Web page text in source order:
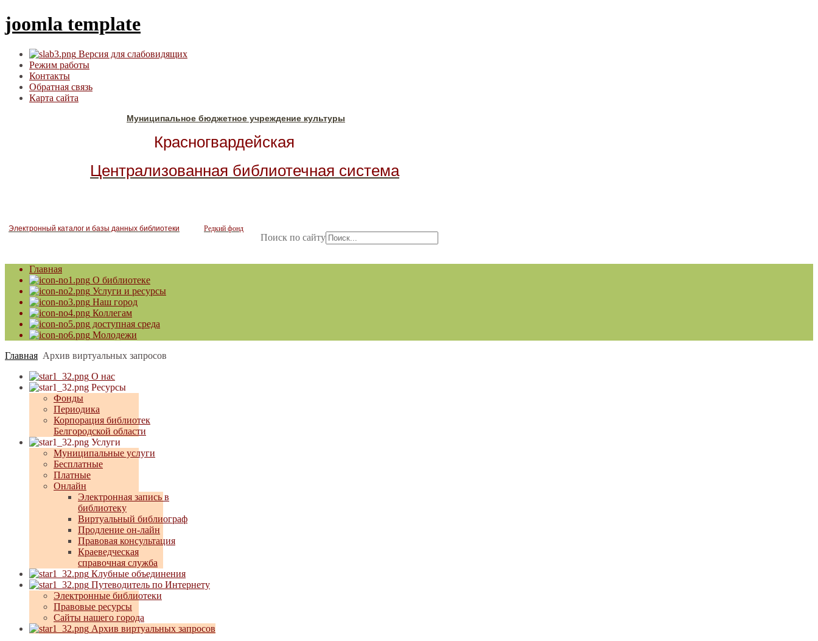
joomla template
Версия для слабовидящих
Режим работы
Контакты
Обратная связь
Карта сайта
Муниципальное бюджетное учреждение культуры
Красногвардейская
Централизованная библиотечная система
Электронный каталог и базы данных библиотеки Редкий фонд
Поиск по сайту
Главная
О библиотеке
Услуги и ресурсы
Наш город
Коллегам
доступная среда
Молодежи
Главная Архив виртуальных запросов
О нас
Ресурсы
Фонды
Периодика
Корпорация библиотек
Белгородской области
Услуги
Муниципальные услуги
Бесплатные
Платные
Онлайн
Электронная запись в
библиотеку
Виртуальный библиограф
Продление он-лайн
Правовая консультация
Краеведческая
справочная служба
Клубные объединения
Путеводитель по Интернету
Электронные библиотеки
Правовые ресурсы
Сайты нашего города
Архив виртуальных запросов